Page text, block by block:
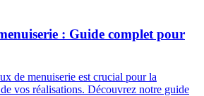
: Guide complet pour
de menuiserie est crucial pour la
vos réalisations. Découvrez notre guide